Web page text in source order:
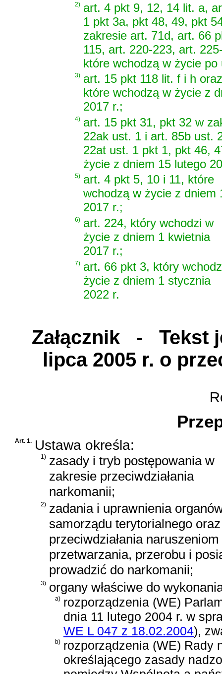
2) art. 4 pkt 9, 12, 14 lit. a,
1 pkt 3a, pkt 48, 49, pkt
zakresie art. 71d, art. 66
115, art. 220-223, art.
które wchodzą w życie po
3) art. 15 pkt 118 lit. f i h
które wchodzą w życie z
2017 r.;
4) art. 15 pkt 31, pkt 32 w
22ak ust. 1 i art. 85b ust.
22at ust. 1 pkt 1, pkt 46,
życie z dniem 15 lutego
5) art. 4 pkt 5, 10 i 11, które
wchodzą w życie z dniem
2017 r.;
6) art. 224, który wchodzi w
życie z dniem 1 kwietnia
2017 r.;
7) art. 66 pkt 3, który
życie z dniem 1 stycznia
2022 r.
Załącznik- Tekst
lipca 2005 r. o
Art. 1. Ustawa określa:
1) zasady i tryb postępowania w
zakresie przeciwdziałania
narkomanii;
2) zadania i uprawnienia
samorządu terytorialnego
przeciwdziałania
przetwarzania, przerobu i
prowadzić do narkomanii;
3) organy właściwe do
a) rozporządzenia (WE)
dnia 11 lutego 2004 r. w
WE L 047 z 18.02.2004),
b) rozporządzenia (WE) Rady
określającego zasady